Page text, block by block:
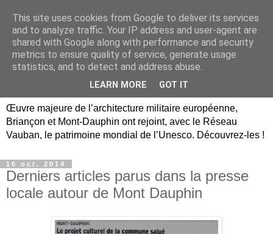
Briançon, Mont-Dauphin,
Vauban Unesco Hautes-
Œuvre majeure de l’architecture militaire européenne,
Briançon et Mont-Dauphin ont rejoint, avec le Réseau
Vauban, le patrimoine mondial de l’Unesco. Découvrez-les !
16 oct. 2014
Derniers articles parus dans la presse
locale autour de Mont Dauphin
This site uses cookies from Google to deliver its services
and to analyze traffic. Your IP address and user-agent are
shared with Google along with performance and security
metrics to ensure quality of service, generate usage
statistics, and to detect and address abuse.
LEARN MORE GOT IT